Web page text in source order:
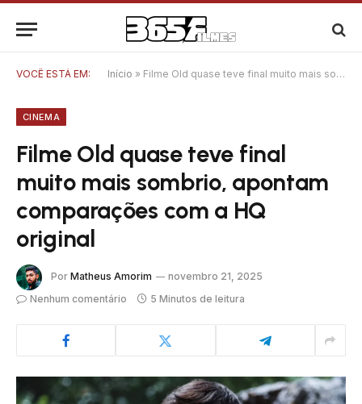
VOCÊ ESTÁ EM: Início » Filme Old quase teve final muito mais sombrio, apontam comparações com a HQ original
CINEMA
Filme Old quase teve final
muito mais sombrio, apontam
comparações com a HQ
original
Por Matheus Amorim
novembro 21, 2025
Nenhum comentário
5 Minutos de leitura